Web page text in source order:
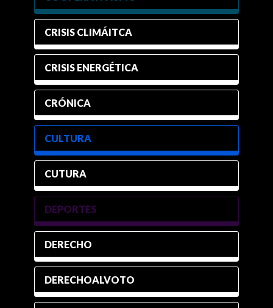
CRISIS CLIMÁITCA
CRISIS ENERGÉTICA
CRÓNICA
CULTURA
CUTURA
DEPORTES
DERECHO
DERECHOALVOTO